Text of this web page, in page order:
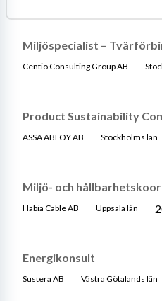
Miljöspecialist –
Centio Consulting Group AB
Product Sustainability
ASSA ABLOY AB Stockholms län
Miljö- och
Habia Cable AB Uppsala län
Energikonsult
Sustera AB Västra Götalands län